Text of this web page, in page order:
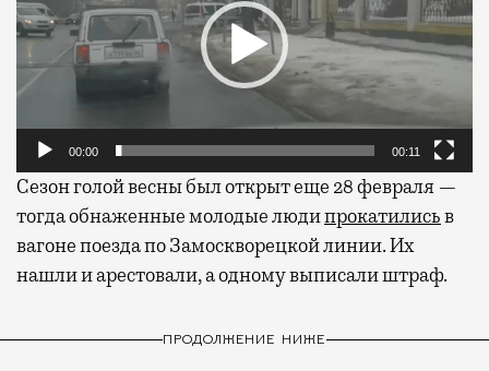
00:00 00:11
Сезон голой весны был открыт еще 28 февраля —
тогда обнаженные молодые людипрокатилисьв
вагоне поезда по Замоскворецкой линии. Их
нашли и арестовали, а одному выписали штраф.
ПРОДОЛЖЕНИЕ НИЖЕ